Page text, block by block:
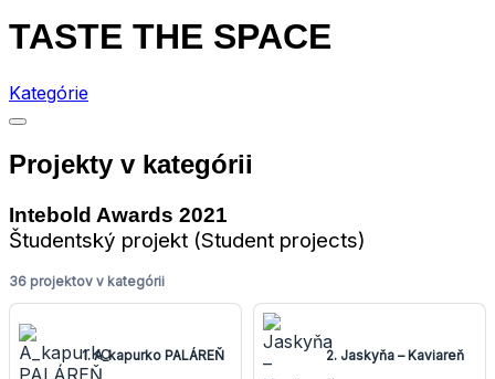
TASTE THE SPACE
Kategórie
Projekty v kategórii
Intebold Awards 2021
Študentský projekt (Student projects)
36 projektov v kategórii
1. A_kapurko PALÁREŇ 2. Jaskyňa – Kaviareň